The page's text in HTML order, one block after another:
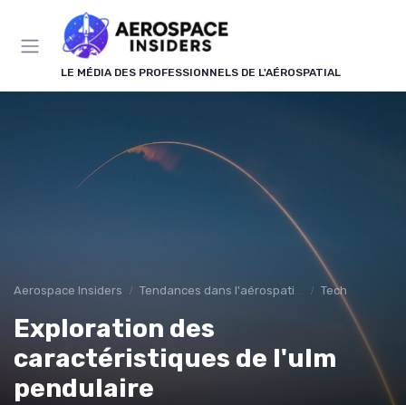
LE MÉDIA DES PROFESSIONNELS DE L'AÉROSPATIAL
Aerospace Insiders Tendances dans l'aérospatial Tech
Exploration des
caractéristiques de l'ulm
pendulaire
Panneau de gestion des cookies